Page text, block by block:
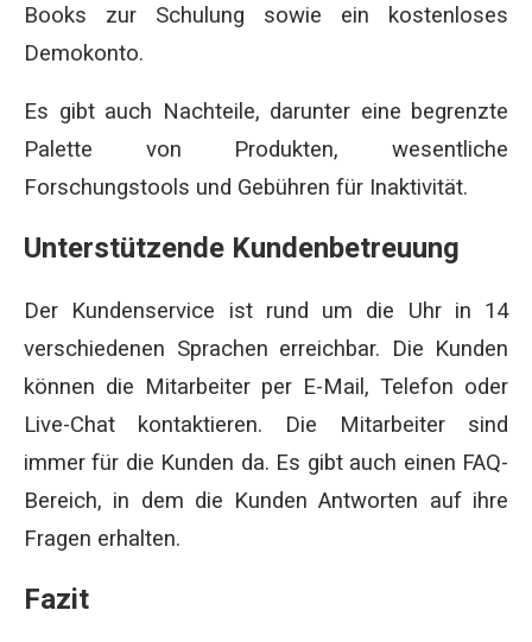
Books zur Schulung sowie ein kostenloses
Demokonto.
Es gibt auch Nachteile, darunter eine begrenzte
Palette von Produkten, wesentliche
Forschungstools und Gebühren für Inaktivität.
Unterstützende Kundenbetreuung
Der Kundenservice ist rund um die Uhr in 14
verschiedenen Sprachen erreichbar. Die Kunden
können die Mitarbeiter per E-Mail, Telefon oder
Live-Chat kontaktieren. Die Mitarbeiter sind
immer für die Kunden da. Es gibt auch einen FAQ-
Bereich, in dem die Kunden Antworten auf ihre
Fragen erhalten.
Fazit